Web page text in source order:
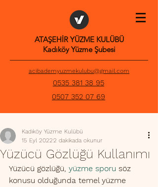
ATAŞEHİR YÜZME KULÜBÜ
Kadıköy Yüzme Şubesi
acibademyuzmekulubu@gmail.com
0535 381 38 95
0507 352 07 69
Yüzücü Gözlüğü Kullanımı
Kadıköy Yüzme Kulübü
15 Eyl 20222 dakikada okunur
Yüzücü gözlüğü, yüzme sporu söz
konusu olduğunda temel yüzme